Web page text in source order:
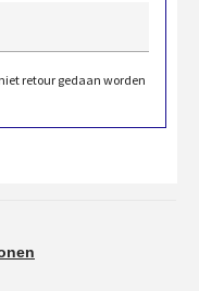
retour gedaan worden